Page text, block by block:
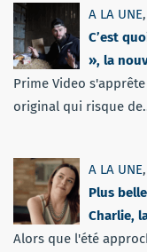
A LA UNE,
C’est
», la
Prime Video
original qui risque
A LA UNE,
Plus
Charlie,
Alors que l'été